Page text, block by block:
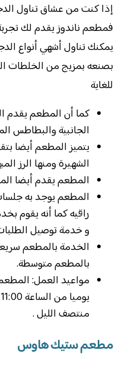
إذا كنت من عشاق تناول
فمطعم ناندوز يقدم لك
يمكنك تناول أشهي أنواع
بصنعه بمزيج من الخلطات
للغاية
كما أن المطعم
الجانبية والبطاطس
يتميز المطعم أيضا
الشهيرة ومنها الرز
المطعم يقدم أيضا
المطعم يوجد به
راقيه كما أنه يقوم
و خدمة توصيل
الخدمة بالمطعم
بالمطعم متوسطة.
مواعيد العمل: المطعم
منتصف الليل .
مطعم ستيك هاوس